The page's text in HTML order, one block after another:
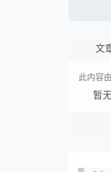
文
此内容
暂